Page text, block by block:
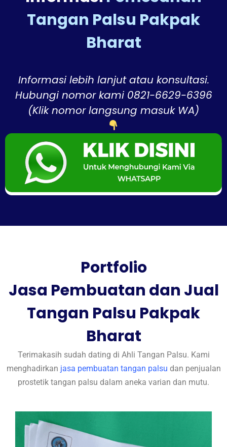
Tangan Palsu Pakpak
Bharat
Informasi lebih lanjut atau konsultasi.
Hubungi nomor kami 0821-6629-6396
(Klik nomor langsung masuk WA)
Portfolio
Jasa Pembuatan dan Jual
Tangan Palsu Pakpak
Bharat
Terimakasih sudah dating di Ahli Tangan Palsu. Kami
menghadirkan jasa pembuatan tangan palsu dan penjualan
prostetik tangan palsu dalam aneka varian dan mutu.